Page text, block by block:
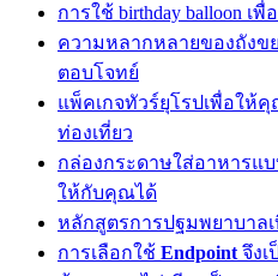
การใช้ birthday balloon เ
ความหลากหลายของถังข
ตอบโจทย์
แพ็คเกจทัวร์ยุโรปเพื่อให้
ท่องเที่ยว
กล่องกระดาษใส่อาหารแ
ให้กับคุณได้
หลักสูตรการปฐมพยาบาล
การเลือกใช้ Endpoint จึง